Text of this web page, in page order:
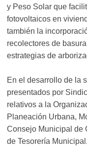
y Peso Solar que
fotovoltaicos en
también la
recolectores de
estrategias de
En el desarrollo de la
presentados por
relativos a la
Planeación Urbana,
Consejo Municipal de
de Tesorería Municipal.